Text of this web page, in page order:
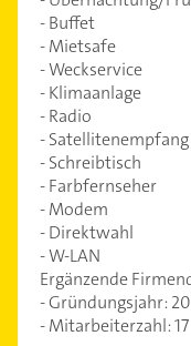
- Buffet
- Mietsafe
- Weckservice
- Klimaanlage
- Radio
- Satellitenempfang
- Schreibtisch
- Farbfernseher
- Modem
- Direktwahl
- W-LAN
Ergänzende
- Gründungsjahr:
- Mitarbeiterzahl: 17